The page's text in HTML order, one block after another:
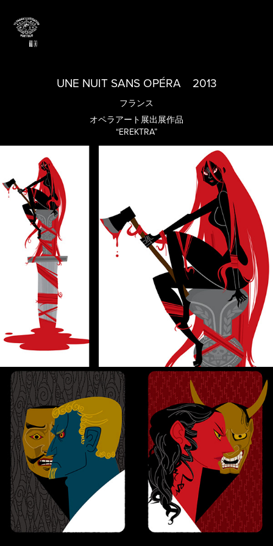
UNE NUIT SANS OPÉRA　2013
フランス
オペラアート展出展作品
“EREKTRA”